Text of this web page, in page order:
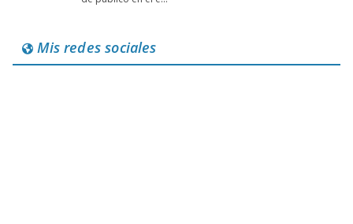
Mis redes sociales